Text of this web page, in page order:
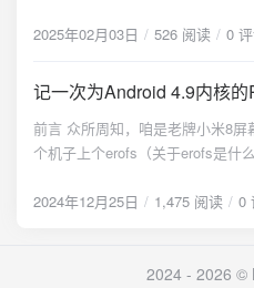
version="1.0" encoding="utf-8"?>
原生使用的是AOSPA的
不适用。 查阅ParanoidSense源
https://github.com/AOSPA/
manifest.xml extract-files.py、
2025年02月03日 526 阅读 0
记一次为Android 4.9内核
前言 众所周知，咱是老牌小米8
个机子上个erofs（关于erofs是什
准备材料 Android ROM源码：这里使用的是LineageOS 22.0
LineageOS官方设备树，包含
2024年12月25日 1,475 阅读 0
2024 - 2026 ©